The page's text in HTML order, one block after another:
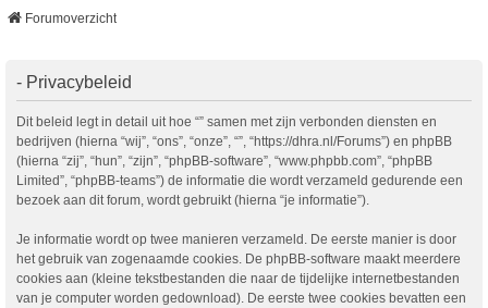
Forumoverzicht
- Privacybeleid
Dit beleid legt in detail uit hoe “” samen met zijn verbonden diensten en
bedrijven (hierna “wij”, “ons”, “onze”, “”, “https://dhra.nl/Forums”) en phpBB
(hierna “zij”, “hun”, “zijn”, “phpBB-software”, “www.phpbb.com”, “phpBB
Limited”, “phpBB-teams”) de informatie die wordt verzameld gedurende een
bezoek aan dit forum, wordt gebruikt (hierna “je informatie”).
Je informatie wordt op twee manieren verzameld. De eerste manier is door
het gebruik van zogenaamde cookies. De phpBB-software maakt meerdere
cookies aan (kleine tekstbestanden die naar de tijdelijke internetbestanden
van je computer worden gedownload). De eerste twee cookies bevatten een